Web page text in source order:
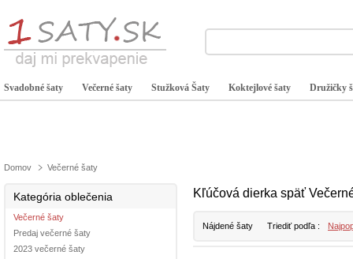
Svadobné šaty Večerné šaty Stužková Šaty Koktejlové šaty Družičky
Domov Večerné šaty
Kategória oblečenia
Večerné šaty
Predaj večerné šaty
2023 večerné šaty
Kľúčová dierka späť
Nájdené šaty Triediť podľa :